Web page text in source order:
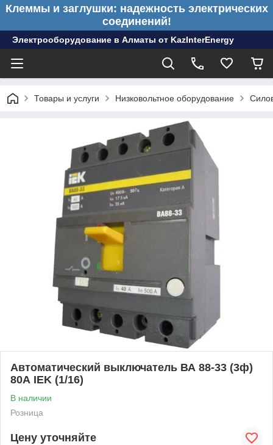
Клеммы и заглушки: надежность электрических
соединений!
Электрооборудование в Алматы от KazInterEnergy
Товары и услуги Низковольтное оборудование
Автоматический выключатель ВА 88-33 (3ф)
80А IEK (1/16)
В наличии
Розница
Цену уточняйте